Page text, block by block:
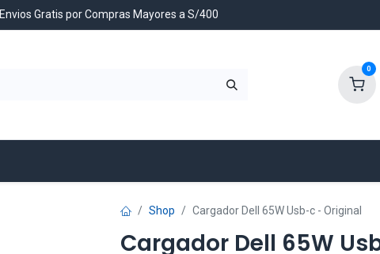
Envios Gratis por Compras Mayores a S/400
0
Shop Cargador Dell 65W Usb-c - Original
Cargador Dell 65W